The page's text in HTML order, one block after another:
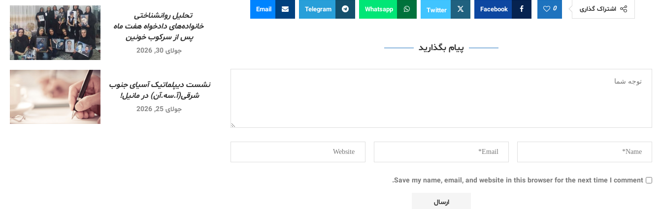
اشتراک گذاری 0
Facebook
Twitter
Whatsapp
Telegram
Email
پیام بگذارید
Save my name, email, and website in this browser for the next time I comment.
تحلیل روانشناختی
خانواده‌های دادخواه هفت ماه
پس از سرکوب خونین
جولای 30, 2026
نشست دیپلماتیک آسیای جنوب
شرقی‌(آ.سه.آن) در مانیل!
جولای 25, 2026